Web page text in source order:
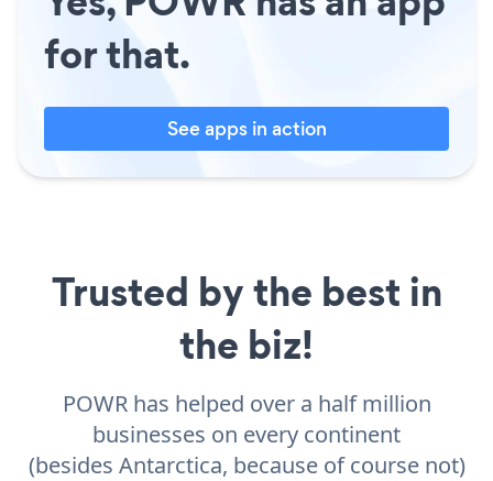
for that.
See apps in action
Trusted by the best in
the biz!
POWR has helped over a half million
businesses on every continent
(besides Antarctica, because of course not)